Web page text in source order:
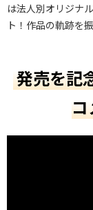
は法人別オリジナ
ト！作品の軌跡を
発売を記
コ